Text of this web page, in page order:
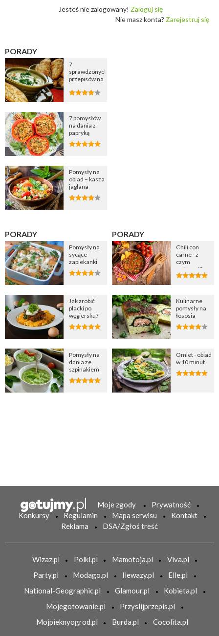
Jesteś nie zalogowany! Zaloguj się
Nie masz konta? Zarejestruj się
PORADY
7
sprawdzonych
przepisów na
cebulową
7 pomysłów
na dania z
papryką
Pomysły na
obiad – kasza
jaglana
PORADY
Pomysły na
sycące
zapiekanki
Jak zrobić
placki po
węgiersku?
Pomysły na
dania ze
szpinakiem
PORADY
Chili con
carne - z
czym
podawać?
Kulinarne
pomysły na
łososia
Omlet - obiad
w 10 minut
Moje zgody
Prywatność
Konkursy
Regulamin Mapa serwisu
Kontakt
Reklama
DSA/Zgłoś treść
Wizaz.pl Polki.pl Mamotoja.pl
Viva.pl
Party.pl
Modago.pl Ilewazy.pl
Elle.pl
National-Geographic.pl
Glamour.pl
Kobieta.pl
Mojegotowanie.pl
Przyslijprzepis.pl
Mojpieknyogrod.pl
Burda.pl Cocolita.pl